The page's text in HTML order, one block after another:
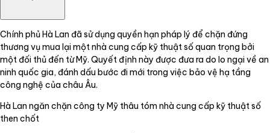
Chính phủ Hà Lan đã sử dụng quyền hạn pháp lý để chặn đứng
thương vụ mua lại một nhà cung cấp kỹ thuật số quan trọng bởi
một đối thủ đến từ Mỹ. Quyết định này được đưa ra do lo ngại về an
ninh quốc gia, đánh dấu bước đi mới trong việc bảo vệ hạ tầng
công nghệ của châu Âu.
Hà Lan ngăn chặn công ty Mỹ thâu tóm nhà cung cấp kỹ thuật số
then chốt